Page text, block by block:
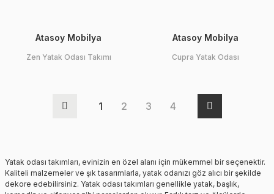
Atasoy Mobilya
Zen Yatak Odası Takımı
Atasoy Mobilya
Cupra Yatak Odası
1 2 3 4
Yatak odası takımları, evinizin en özel alanı için mükemmel bir seçenektir.
Kaliteli malzemeler ve şık tasarımlarla, yatak odanızı göz alıcı bir şekilde
dekore edebilirsiniz. Yatak odası takımları genellikle yatak, başlık,